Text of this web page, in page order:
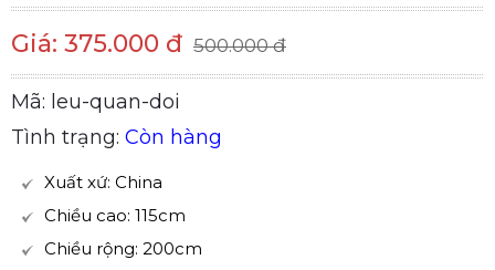
Giá: 375.000 đ 500.000 đ
Mã: leu-quan-doi
Tình trạng: Còn hàng
Xuất xứ: China
Chiều cao: 115cm
Chiều rộng: 200cm